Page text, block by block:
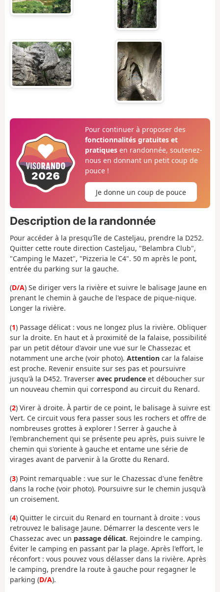
Pour continuer à proposer des
fonctionnalités gratuites et
pratiquesen randonnée, soutenez-
nous en donnant un petit coup de
pouce !
Je donne un coup de pouce
Description de la randonnée
Pour accéder à la presqu'île de Casteljau, prendre la D252.
Quitter cette route direction Casteljau, "Belambra Club",
"Camping le Mazet", "Pizzeria le C4". 50 m après le pont,
entrée du parking sur la gauche.
(D/A) Se diriger vers la rivière et suivre le balisage Jaune en
prenant le chemin à gauche de l'espace de pique-nique.
Longer la rivière.
(1) Passage délicat : vous ne longez plus la rivière. Obliquer
sur la droite. En haut et à proximité de la falaise, possibilité
par un petit détour d'avoir une vue sur le Chassezac et
notamment une arche (voir photo). Attention car la falaise
est proche. Revenir ensuite sur ses pas et poursuivre
jusqu'à la D452. Traverser avec prudence et déboucher sur
un nouveau chemin qui correspond au circuit du Renard.
(2) Virer à droite. À partir de ce point, le balisage à suivre est
Vert. Ce circuit vous fera passer sous les rochers et offre de
nombreuses grottes à explorer ! Serrer à gauche à
l'embranchement qui se présente peu après, puis suivre le
chemin qui s'oriente à gauche et entame une série de
virages avant de parvenir à la Grotte du Renard.
(3) Point remarquable : vue sur le Chazessac d'une fenêtre
dans la roche (voir photo). Poursuivre sur le chemin jusqu'à
un croisement.
(4) Quitter le circuit du Renard en tournant à droite : vous
retrouvez le balisage Jaune. Démarrer la descente vers le
Chassezac avec un passage délicat. Rejoindre le camping.
Éviter le camping en passant par la plage. Après l'effort, le
réconfort : vous pouvez vous délasser dans la rivière. Après
le camping, prendre la route à gauche pour regagner le
parking (D/A).